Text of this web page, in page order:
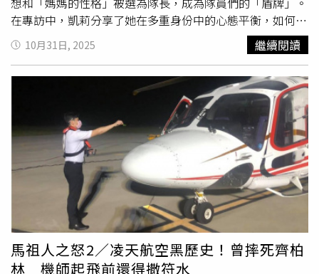
在專訪中，凱莉分享了她在多重身份中的心態平衡，如何將
普遍認為的「劣勢」轉化為牌桌上的「優勢」，並堅定地表
示：「我是一個很喜歡用於嘗試的人」。從空服員到撲克女
團：誤打誤撞的人生轉折凱莉的人生軌跡充滿了意料之外的
轉折。她的大學畢業後，便誤打誤撞就考上了空服員。然
而，她與德州撲克的緣分，則來自於 Poker Queen 老闆的
慧眼與理念。她透露，老闆當時認為撲克圈內打牌的女生真
的是非常少，且上桌打牌的都是一群臭男生，因此萌生了組
建一支由喜歡打牌，然後又長得漂亮的女生組成的團隊。雖
然擔任隊長，但凱莉謙虛地表示自己「真的沒有...不是牌打
最好」，但團隊的11個人都是很專精在這個地方。內耗型領
導者的心態平衡術：對外分享快樂，對內消化壓力凱莉自認
是一個內耗的人，習慣在有負面情緒時自己先消耗完。她希
望在自己的平台或任何地方，都能把開心的感覺分享給大
家，而比較負面的情緒我通常都是留給自己。在眾多身份
10月31日, 2025 繼續閱讀
馬祖人之怒2／凌天航空黑歷史！曾摔死齊柏
林 機師起飛前還得撒符水